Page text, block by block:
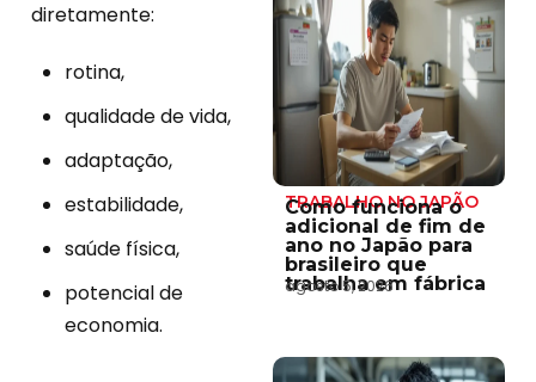
diretamente:
rotina,
qualidade de vida,
adaptação,
estabilidade,
saúde física,
potencial de
economia.
TRABALHO NO JAPÃO
Como funciona o
adicional de fim de
ano no Japão para
brasileiro que
trabalha em fábrica
agosto 5, 2026